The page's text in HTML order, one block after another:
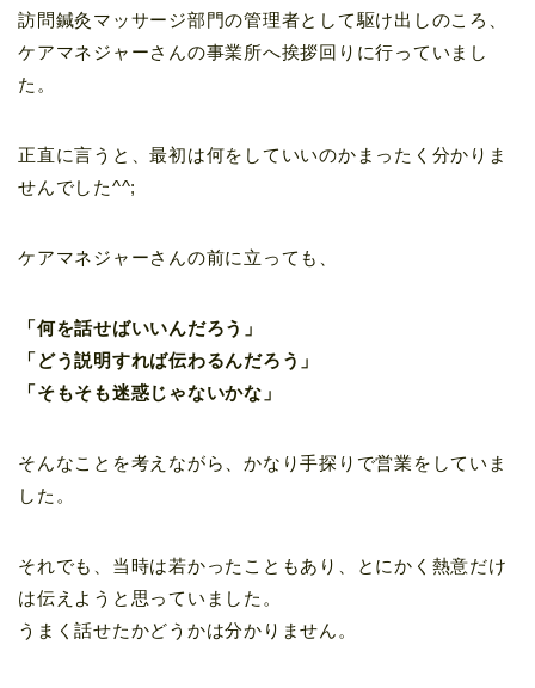
訪問鍼灸マッサージ部門の管理者として駆け出しのころ、
ケアマネジャーさんの事業所へ挨拶回りに行っていまし
た。
正直に言うと、最初は何をしていいのかまったく分かりま
せんでした^^;
ケアマネジャーさんの前に立っても、
「何を話せばいいんだろう」
「どう説明すれば伝わるんだろう」
「そもそも迷惑じゃないかな」
そんなことを考えながら、かなり手探りで営業をしていま
した。
それでも、当時は若かったこともあり、とにかく熱意だけ
は伝えようと思っていました。
うまく話せたかどうかは分かりません。